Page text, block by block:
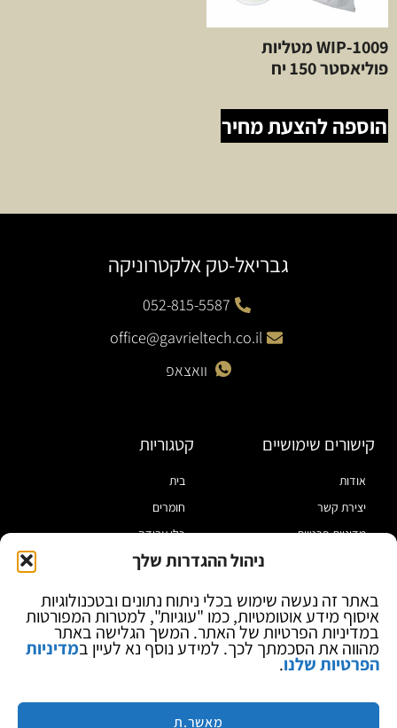
ניהול ההגדרות שלך
באתר זה נעשה שימוש בכלי ניתוח נתונים ובטכנולוגיות
איסוף מידע אוטומטיות, כמו "עוגיות", למטרות המפורטות
במדיניות הפרטיות של האתר. המשך הגלישה באתר
מהווה את הסכמתך לכך. למידע נוסף נא לעיין במדיניות
הפרטיות שלנו.
מאשר.ת
WIP-1009 מטליות
פוליאסטר 150 יח
הוספה להצעת מחיר
גבריאל-טק אלקטרוניקה
052-815-5587
office@gavrieltech.co.il
וואצאפ
קישורים שימושיים
אודות
יצירת קשר
מדיניות פרטיות
בלוג
קטגוריות
בית
חומרים
כלי עבודה
מוצרי הלחמה
ספקי כח ומודדים
ציוד אופטי להגדלה
מותגים